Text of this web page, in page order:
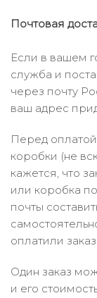
Почтовая
Если в вашем
служба и
через почту
ваш адрес
Перед
коробки (не
кажется, что
или коробка
почты
оплатили заказ.
Один заказ
и его